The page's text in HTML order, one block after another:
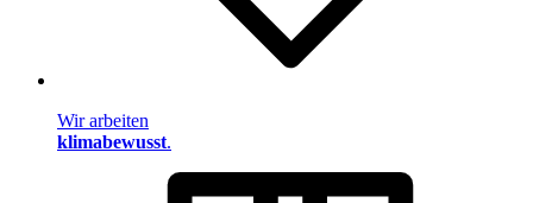
Wir arbeiten
klimabewusst.